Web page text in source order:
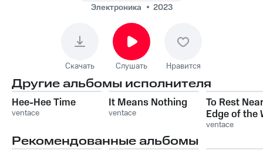
Электроника
2023
Скачать Слушать Нравится
Другие альбомы исполнителя
Hee-Hee Time
ventace
It Means Nothing
ventace
To Rest
Edge of the
ventace
Рекомендованные альбомы